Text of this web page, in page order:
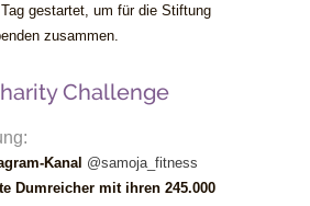
gestartet, um für die Stiftung
zusammen
Challenge
Kanal @samoja_fitness
Dumreicher mit ihren 245.000